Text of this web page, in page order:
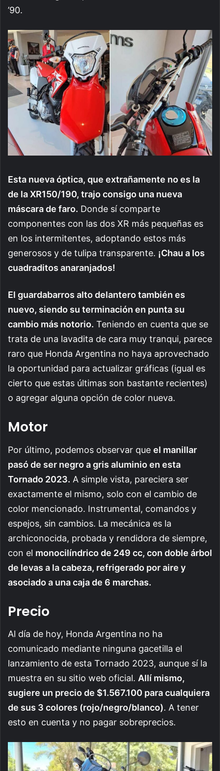
’90.
Esta nueva óptica, que extrañamente no es la
de la XR150/190, trajo consigo una nueva
máscara de faro. Donde sí comparte
componentes con las dos XR más pequeñas es
en los intermitentes, adoptando estos más
generosos y de tulipa transparente. ¡Chau a los
cuadraditos anaranjados!
El guardabarros alto delantero también es
nuevo, siendo su terminación en punta su
cambio más notorio. Teniendo en cuenta que se
trata de una lavadita de cara muy tranqui, parece
raro que Honda Argentina no haya aprovechado
la oportunidad para actualizar gráficas (igual es
cierto que estas últimas son bastante recientes)
o agregar alguna opción de color nueva.
Motor
Por último, podemos observar que el manillar
pasó de ser negro a gris aluminio en esta
Tornado 2023. A simple vista, pareciera ser
exactamente el mismo, solo con el cambio de
color mencionado. Instrumental, comandos y
espejos, sin cambios. La mecánica es la
archiconocida, probada y rendidora de siempre,
con el monocilíndrico de 249 cc, con doble árbol
de levas a la cabeza, refrigerado por aire y
asociado a una caja de 6 marchas.
Precio
Al día de hoy, Honda Argentina no ha
comunicado mediante ninguna gacetilla el
lanzamiento de esta Tornado 2023, aunque sí la
muestra en su sitio web oficial. Allí mismo,
sugiere un precio de $1.567.100 para cualquiera
de sus 3 colores (rojo/negro/blanco). A tener
esto en cuenta y no pagar sobreprecios.